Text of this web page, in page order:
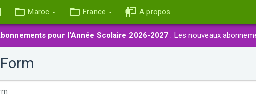
Maroc France A propos
pour l'Année Scolaire 2026-2027 : Les nouveaux